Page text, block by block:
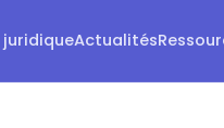
juridiqueActualités